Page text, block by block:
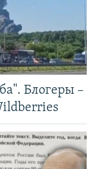
Блогеры –